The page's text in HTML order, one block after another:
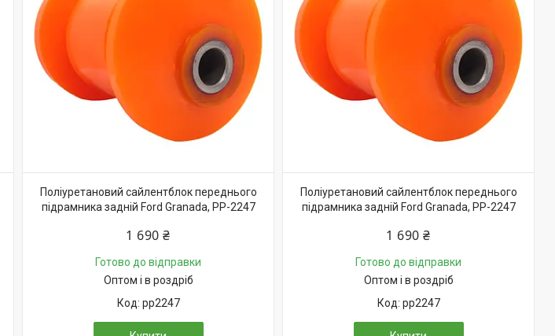
Поліуретановий сайлентблок переднього
підрамника задній Ford Granada, PP-2247
1 690 ₴
Готово до відправки
Оптом і в роздріб
pp2247
Поліуретановий сайлентблок переднього
підрамника задній Ford Granada, PP-2247
1 690 ₴
Готово до відправки
Оптом і в роздріб
pp2247